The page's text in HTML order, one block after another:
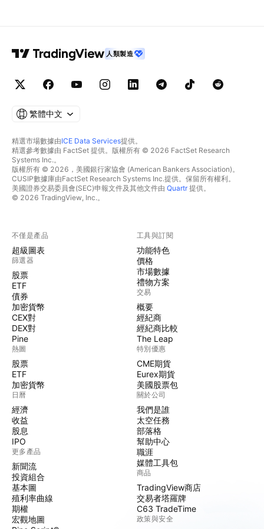
人類製造
繁體中文
精選市場數據由ICE Data Services提供。
精選參考數據由 FactSet 提供。版權所有 © 2026 FactSet Research
Systems Inc.。
版權所有 © 2026，美國銀行家協會 (American Bankers Association)。
CUSIP數據庫由FactSet Research Systems Inc.提供。保留所有權利。
美國證券交易委員會(SEC)申報文件及其他文件由 Quartr提供。
© 2026 TradingView, Inc.。
不僅是產品
超級圖表
篩選器
股票
ETF
債券
加密貨幣
CEX對
DEX對
Pine
熱圖
股票
ETF
加密貨幣
日曆
經濟
收益
股息
IPO
更多產品
新聞流
投資組合
基本圖
殖利率曲線
期權
宏觀地圖
工具與訂閱
功能特色
價格
市場數據
禮物方案
交易
概要
經紀商
經紀商比較
The Leap
特別優惠
CME期貨
Eurex期貨
美國股票包
關於公司
我們是誰
太空任務
部落格
幫助中心
職涯
媒體工具包
商品
TradingView商店
交易者塔羅牌
C63 TradeTime
政策與安全